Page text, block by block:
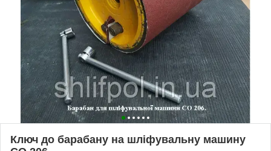
Ключ до барабану на шліфувальну машину